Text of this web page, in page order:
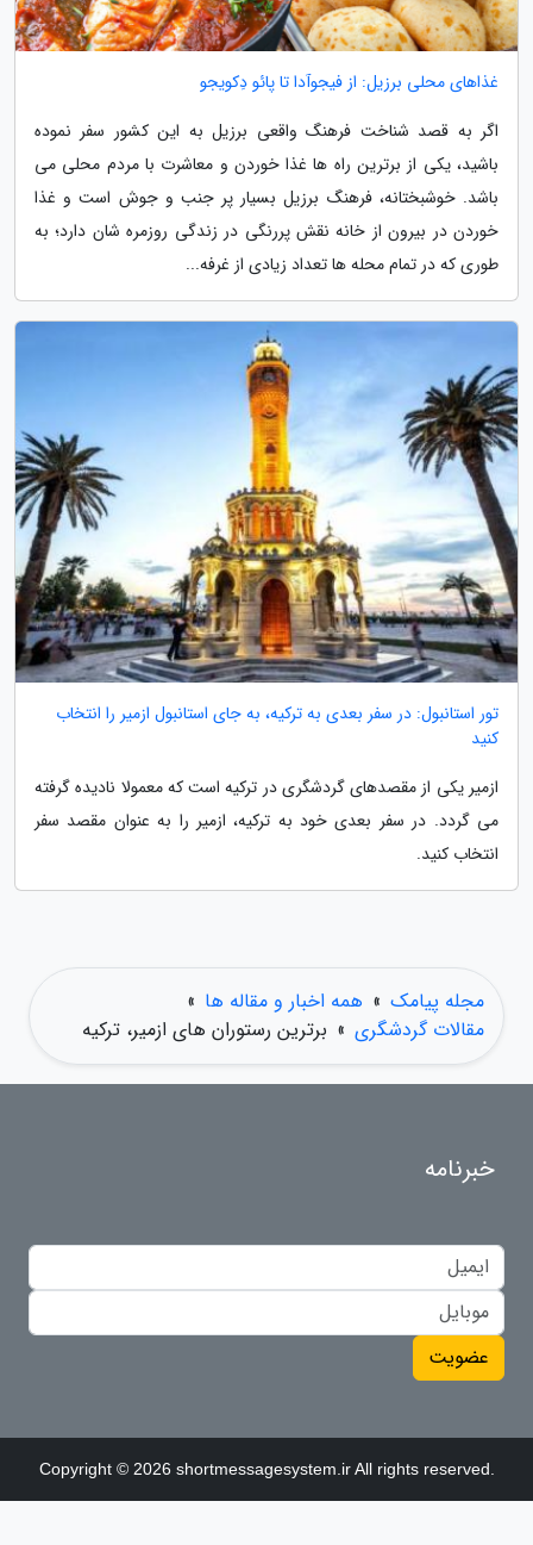
غذاهای محلی برزیل: از فیجوآدا تا پائو دِکویجو
اگر به قصد شناخت فرهنگ واقعی برزیل به این کشور سفر نموده
باشید، یکی از برترین راه ها غذا خوردن و معاشرت با مردم محلی می
باشد. خوشبختانه، فرهنگ برزیل بسیار پر جنب و جوش است و غذا
خوردن در بیرون از خانه نقش پررنگی در زندگی روزمره شان دارد؛ به
طوری که در تمام محله ها تعداد زیادی از غرفه...
تور استانبول: در سفر بعدی به ترکیه، به جای استانبول ازمیر را انتخاب
کنید
ازمیر یکی از مقصدهای گردشگری در ترکیه است که معمولا نادیده گرفته
می گردد. در سفر بعدی خود به ترکیه، ازمیر را به عنوان مقصد سفر
انتخاب کنید.
مجله پیامک » همه اخبار و مقاله ها »
مقالات گردشگری » برترین رستوران های ازمیر، ترکیه
خبرنامه
عضویت
Copyright © 2026 shortmessagesystem.ir All rights reserved.